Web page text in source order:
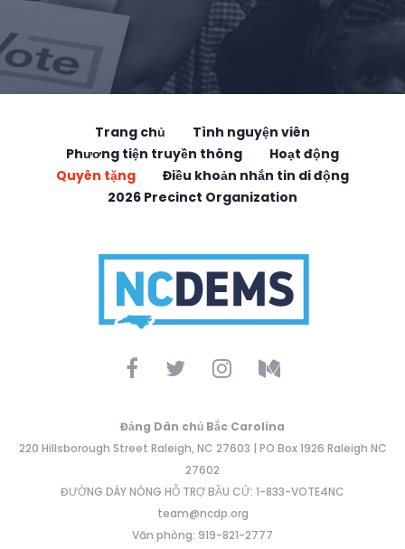
Trang chủ
Tình nguyện viên
Phương tiện truyền thông
Hoạt động
Quyên tặng
Điều khoản nhắn tin di động
2026 Precinct Organization
Đảng Dân chủ Bắc Carolina
220 Hillsborough Street Raleigh, NC 27603 | PO Box 1926 Raleigh NC
27602
ĐƯỜNG DÂY NÓNG HỖ TRỢ BẦU CỬ: 1-833-VOTE4NC
team@ncdp.org
Văn phòng: 919-821-2777